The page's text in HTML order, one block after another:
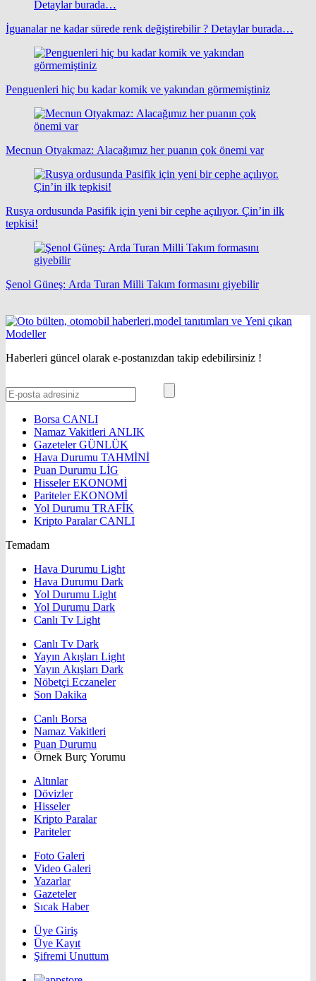
İguanalar ne kadar sürede renk değiştirebilir ? Detaylar burada…
Penguenleri hiç bu kadar komik ve yakından görmemiştiniz
Mecnun Otyakmaz: Alacağımız her puanın çok önemi var
Rusya ordusunda Pasifik için yeni bir cephe açılıyor. Çin’in ilk
tepkisi!
Şenol Güneş: Arda Turan Milli Takım formasını giyebilir
Haberleri güncel olarak e-postanızdan takip edebilirsiniz !
Borsa CANLI
Namaz Vakitleri ANLIK
GazetelerGÜNLÜK
Hava Durumu TAHMİNİ
Puan Durumu LİG
HisselerEKONOMİ
ParitelerEKONOMİ
Yol Durumu TRAFİK
Kripto ParalarCANLI
Temadam
Hava Durumu Light
Hava Durumu Dark
Yol Durumu Light
Yol Durumu Dark
Canlı Tv Light
Canlı Tv Dark
Yayın Akışları Light
Yayın Akışları Dark
Nöbetçi Eczaneler
Son Dakika
Canlı Borsa
Namaz Vakitleri
Puan Durumu
Örnek Burç Yorumu
Altınlar
Dövizler
Hisseler
Kripto Paralar
Pariteler
Foto Galeri
Video Galeri
Yazarlar
Gazeteler
Sıcak Haber
Üye Giriş
Üye Kayıt
Şifremi Unuttum